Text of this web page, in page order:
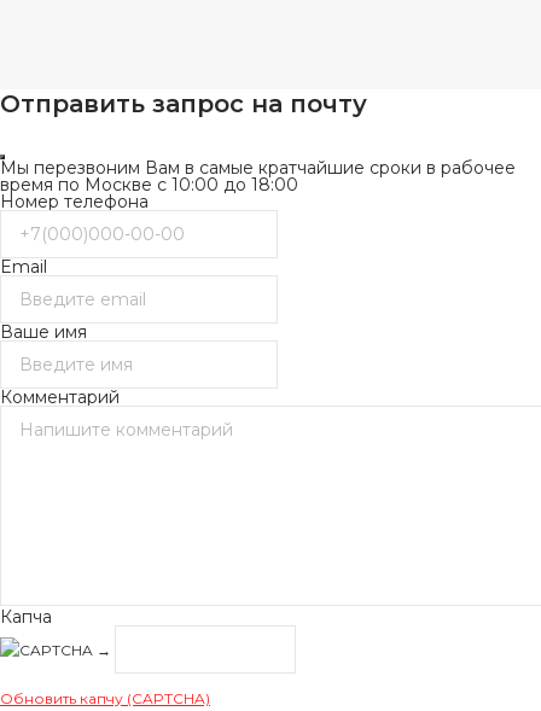
Отправить запрос на почту
Мы перезвоним Вам в самые кратчайшие сроки в рабочее
время по Москве с 10:00 до 18:00
Номер телефона
Email
Ваше имя
Комментарий
Капча
→
Обновить капчу (CAPTCHA)